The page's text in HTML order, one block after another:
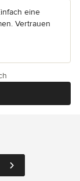
eine
Vertrauen